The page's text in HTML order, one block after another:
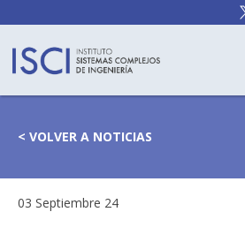
< VOLVER A NOTICIAS
03 Septiembre 24